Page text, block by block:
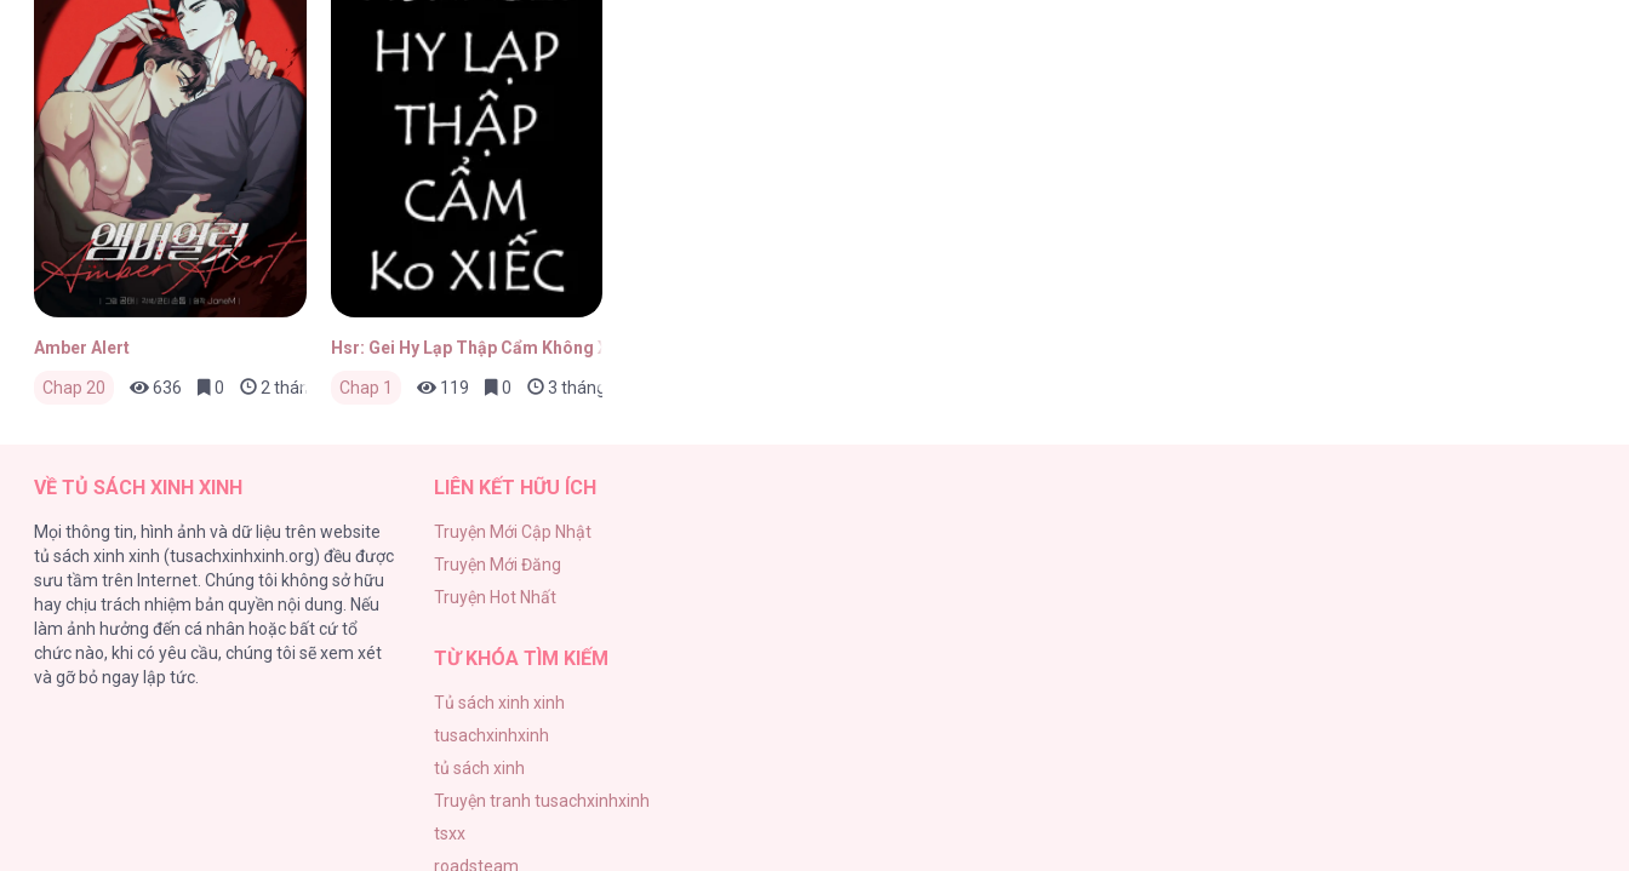
Amber Alert
Chap 20 636 0 2 tháng trước
Hsr: Gei Hy Lạp Thập Cẩm Không Xiếc
Chap 1 119 0 3 tháng trước
VỀ TỦ SÁCH XINH XINH
Mọi thông tin, hình ảnh và dữ liệu trên website
tủ sách xinh xinh (tusachxinhxinh.org) đều được
sưu tầm trên Internet. Chúng tôi không sở hữu
hay chịu trách nhiệm bản quyền nội dung. Nếu
làm ảnh hưởng đến cá nhân hoặc bất cứ tổ
chức nào, khi có yêu cầu, chúng tôi sẽ xem xét
và gỡ bỏ ngay lập tức.
LIÊN KẾT HỮU ÍCH
Truyện Mới Cập Nhật
Truyện Mới Đăng
Truyện Hot Nhất
TỪ KHÓA TÌM KIẾM
Tủ sách xinh xinh
tusachxinhxinh
tủ sách xinh
Truyện tranh tusachxinhxinh
tsxx
roadsteam